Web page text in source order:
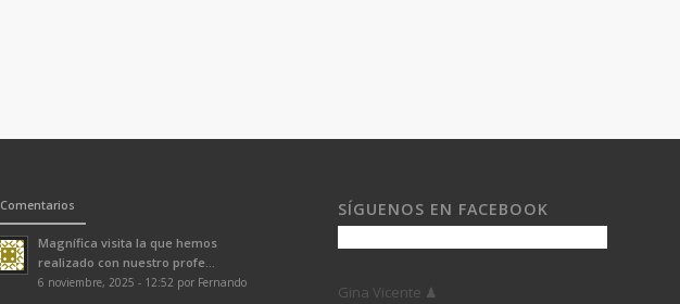
Comentarios
Magnífica visita la que hemos
realizado con nuestro profe...
6 noviembre, 2025 - 12:52 por Fernando
SÍGUENOS EN FACEBOOK
Gina Vicente ♟